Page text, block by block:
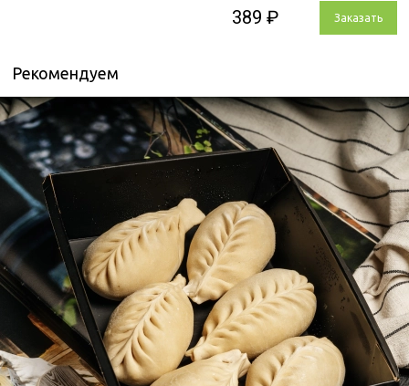
389 ₽ Заказать
Рекомендуем